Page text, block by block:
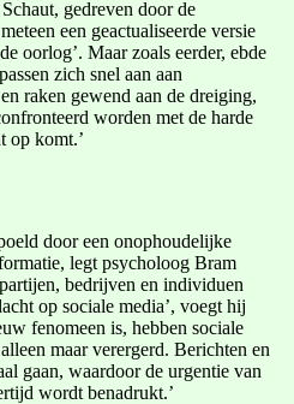
gedreven door de
een geactualiseerde versie
oorlog’. Maar zoals eerder, ebde
zich snel aan aan
raken gewend aan de dreiging,
worden met de harde
op komt.’
door een onophoudelijke
legt psycholoog Bram
bedrijven en individuen
op sociale media’, voegt hij
fenomeen is, hebben sociale
maar verergerd. Berichten en
gaan, waardoor de urgentie van
wordt benadrukt.’